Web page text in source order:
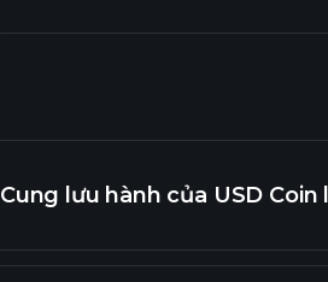
Cung lưu hành của USD Coin